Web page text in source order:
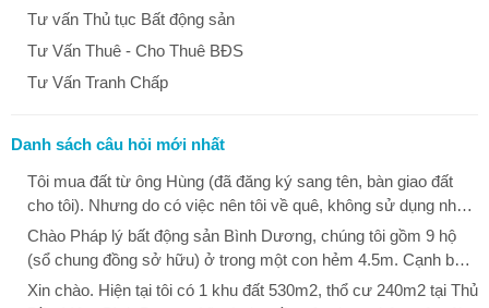
Tư vấn Thủ tục Bất động sản
Tư Vấn Thuê - Cho Thuê BĐS
Tư Vấn Tranh Chấp
Danh sách câu hỏi mới nhất
Tôi mua đất từ ông Hùng (đã đăng ký sang tên, bàn giao đất
cho tôi). Nhưng do có việc nên tôi về quê, không sử dụng nhà.
Khi tôi vào thì thấy ông Dũng đã phá ổ khóa vào nhà tôi ở. Tôi
hỏi ông Dũng thì ông Dũng nói là đất này của mẹ ông Dũng, khi
thuận nhà này để làm từ đường và giao cho ông Dũng đại diện
Chào Pháp lý bất động sản Bình Dương, chúng tôi gồm 9 hộ
(sổ chung đồng sở hữu) ở trong một con hẻm 4.5m. Cạnh bên
là đất bỏ hoang (đất công của Quận 12). Tháng 12 vừa rồi
Xin chào. Hiện tại tôi có 1 khu đất 530m2, thổ cư 240m2 tại Thủ